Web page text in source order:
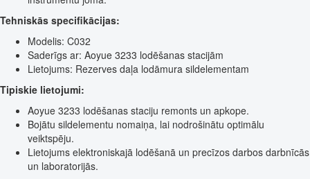
Tehniskās specifikācijas:
Modelis: C032
Saderīgs ar: Aoyue 3233 lodēšanas stacijām
Lietojums: Rezerves daļa lodāmura sildelementam
Tipiskie lietojumi:
Aoyue 3233 lodēšanas staciju remonts un apkope.
Bojātu sildelementu nomaiņa, lai nodrošinātu optimālu
veiktspēju.
Lietojums elektroniskajā lodēšanā un precīzos darbos darbnīcās
un laboratorijās.